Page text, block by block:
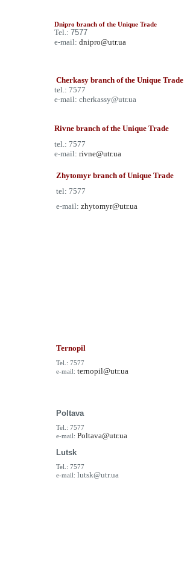
Dnipro branch of the Unique Trade
Tel.: 7577
e-mail: dnipro@utr.ua
Cherkasy branch of the Unique Trade
tel.: 7577
e-mail: cherkassy@utr.ua
Rivne branch of the Unique Trade
tel.: 7577
e-mail: rivne@utr.ua
Zhytomyr branch of Unique Trade
tel: 7577
e-mail: zhytomyr@utr.ua
Ternopil
Tel.: 7577
e-mail: ternopil@utr.ua
Poltava
Tel.: 7577
e-mail: Poltava@utr.ua
Lutsk
Tel.: 7577
e-mail: lutsk@utr.ua